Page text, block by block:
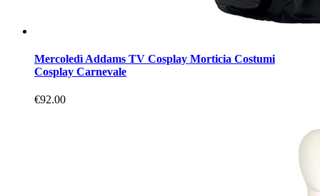
Mercoledì Addams TV Cosplay Morticia Costumi
Cosplay Carnevale
€92.00